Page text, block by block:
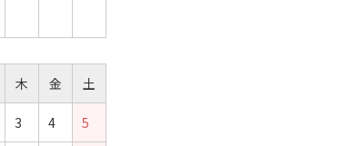
木 金 土
3 4 5